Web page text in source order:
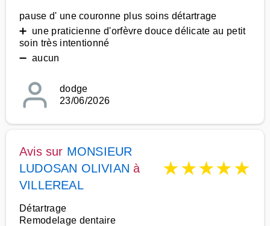
pause d' une couronne plus soins détartrage
➕ une praticienne d'orfèvre douce délicate au petit
soin très intentionné
➖ aucun
dodge
23/06/2026
Avis sur MONSIEUR
LUDOSAN OLIVIAN à
VILLEREAL
★★★★★
Détartrage
Remodelage dentaire